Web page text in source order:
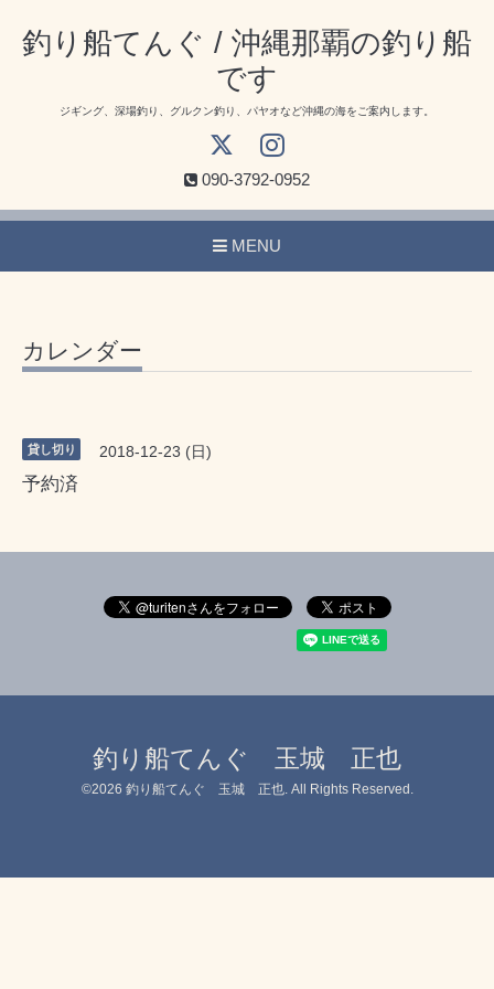
釣り船てんぐ / 沖縄那覇の釣り船
です
ジギング、深場釣り、グルクン釣り、パヤオなど沖縄の海をご案内します。
090-3792-0952
MENU
カレンダー
貸し切り 2018-12-23 (日)
予約済
釣り船てんぐ 玉城 正也
©2026 釣り船てんぐ 玉城 正也. All Rights Reserved.